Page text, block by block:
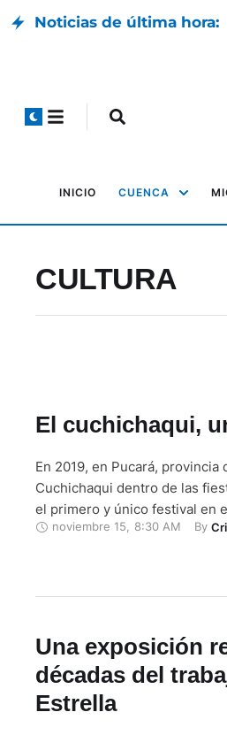
Noticias de última hora:
INICIO CUENCA
CULTURA
El cuchichaqui,
En 2019, en Pucará,
Cuchichaqui dentro de las
el primero y único festival en
alimento típico de Pucará y
noviembre 15 8:30 AM By
Una exposición
décadas del
Estrella